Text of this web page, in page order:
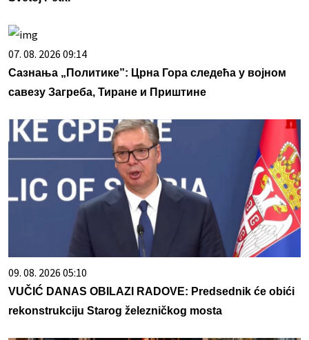
07. 08. 2026 09:14
Сазнања „Политике”: Црна Гора следећа у војном
савезу Загреба, Тиране и Приштине
09. 08. 2026 05:10
VUČIĆ DANAS OBILAZI RADOVE: Predsednik će obići
rekonstrukciju Starog železničkog mosta